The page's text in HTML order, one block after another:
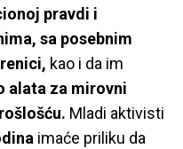
pravdi i
sa posebnim
kao i da im
alata za mirovni
Mladi aktivisti
imaće priliku da